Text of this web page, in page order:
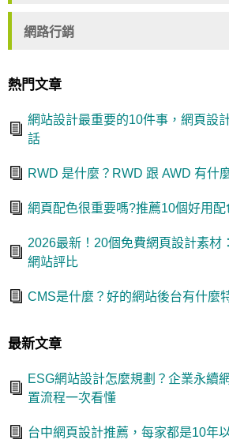
網路行銷
熱門文章
網站設計最重要的10件事，網頁設
話
RWD 是什麼？RWD 跟 AWD 有什
網頁配色很重要嗎?推薦10個好用配
2026最新！20個免費網頁設計素材
網站評比
CMS是什麼？好的網站後台有什麼
最新文章
ESG網站設計怎麼規劃？企業永續
置流程一次看懂
台中網頁設計推薦，每家都是10年